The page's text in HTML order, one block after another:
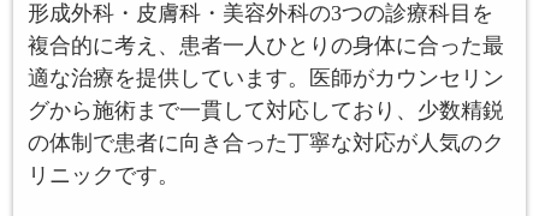
形成外科・皮膚科・美容外科の3つの診療科目を
複合的に考え、患者一人ひとりの身体に合った最
適な治療を提供しています。医師がカウンセリン
グから施術まで一貫して対応しており、少数精鋭
の体制で患者に向き合った丁寧な対応が人気のク
リニックです。